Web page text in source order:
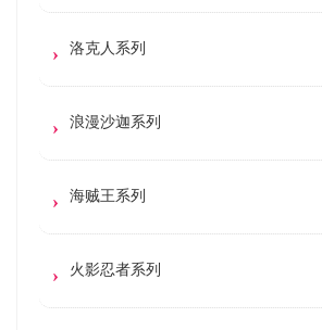
洛克人系列
浪漫沙迦系列
海贼王系列
火影忍者系列